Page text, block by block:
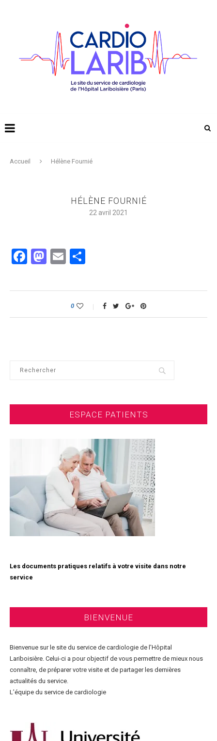
Accueil Hélène Fournié
HÉLÈNE FOURNIÉ
22 avril 2021
Facebook
Mastodon
Email
0
ESPACE PATIENTS
Les documents pratiques relatifs à votre visite dans notre
service
BIENVENUE
Bienvenue sur le site du service de cardiologie de l’Hôpital
Lariboisière. Celui-ci a pour objectif de vous permettre de mieux nous
connaître, de préparer votre visite et de partager les dernières
actualités du service.
L’équipe du service de cardiologie